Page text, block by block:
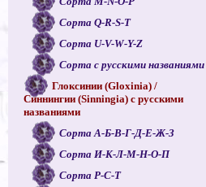
Сорта Q-R-S-T
Сорта U-V-W-Y-Z
Сорта с русскими названиями
Глоксинии (Gloxinia) /
Синнингии (Sinningia) с русскими
названиями
Сорта А-Б-В-Г-Д-Е-Ж-З
Сорта И-К-Л-М-Н-О-П
Сорта Р-С-Т